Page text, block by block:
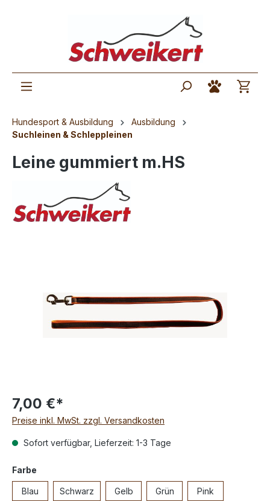
Hundesport & Ausbildung
Ausbildung
Suchleinen & Schleppleinen
Leine gummiert m.HS
7,00 €*
Preise inkl. MwSt. zzgl. Versandkosten
Sofort verfügbar, Lieferzeit: 1-3 Tage
Farbe
Blau Schwarz Gelb Grün Pink